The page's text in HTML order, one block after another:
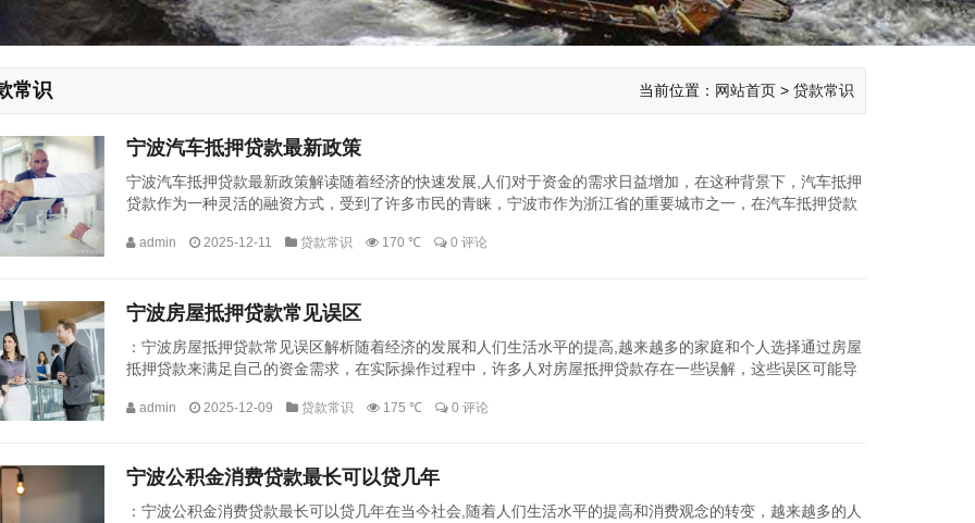
当前位置： 网站首页 > 贷款常识
常识
宁波汽车抵押贷款最新政策
宁波汽车抵押贷款最新政策解读随着经济的快速发展,人们对于资金的需求日益增加，在这种背景下，汽车抵押
贷款作为一种灵活的融资方式，受到了许多市民的青睐，宁波市作为浙江省的重要城市之一，在汽车抵押贷款
admin 2025-12-11 贷款常识 170 ℃ 0 评论
宁波房屋抵押贷款常见误区
：宁波房屋抵押贷款常见误区解析随着经济的发展和人们生活水平的提高,越来越多的家庭和个人选择通过房屋
抵押贷款来满足自己的资金需求，在实际操作过程中，许多人对房屋抵押贷款存在一些误解，这些误区可能导
admin 2025-12-09 贷款常识 175 ℃ 0 评论
宁波公积金消费贷款最长可以贷几年
：宁波公积金消费贷款最长可以贷几年在当今社会,随着人们生活水平的提高和消费观念的转变，越来越多的人